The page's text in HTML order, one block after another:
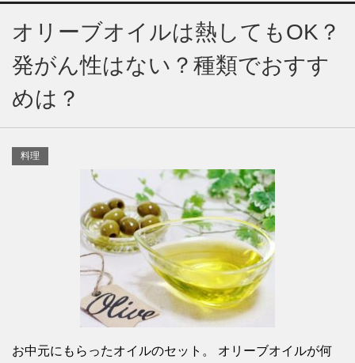
オリーブオイルは熱してもOK？
発がん性はない？種類でおすす
めは？
料理
お中元にもらったオイルのセット。 オリーブオイルが何